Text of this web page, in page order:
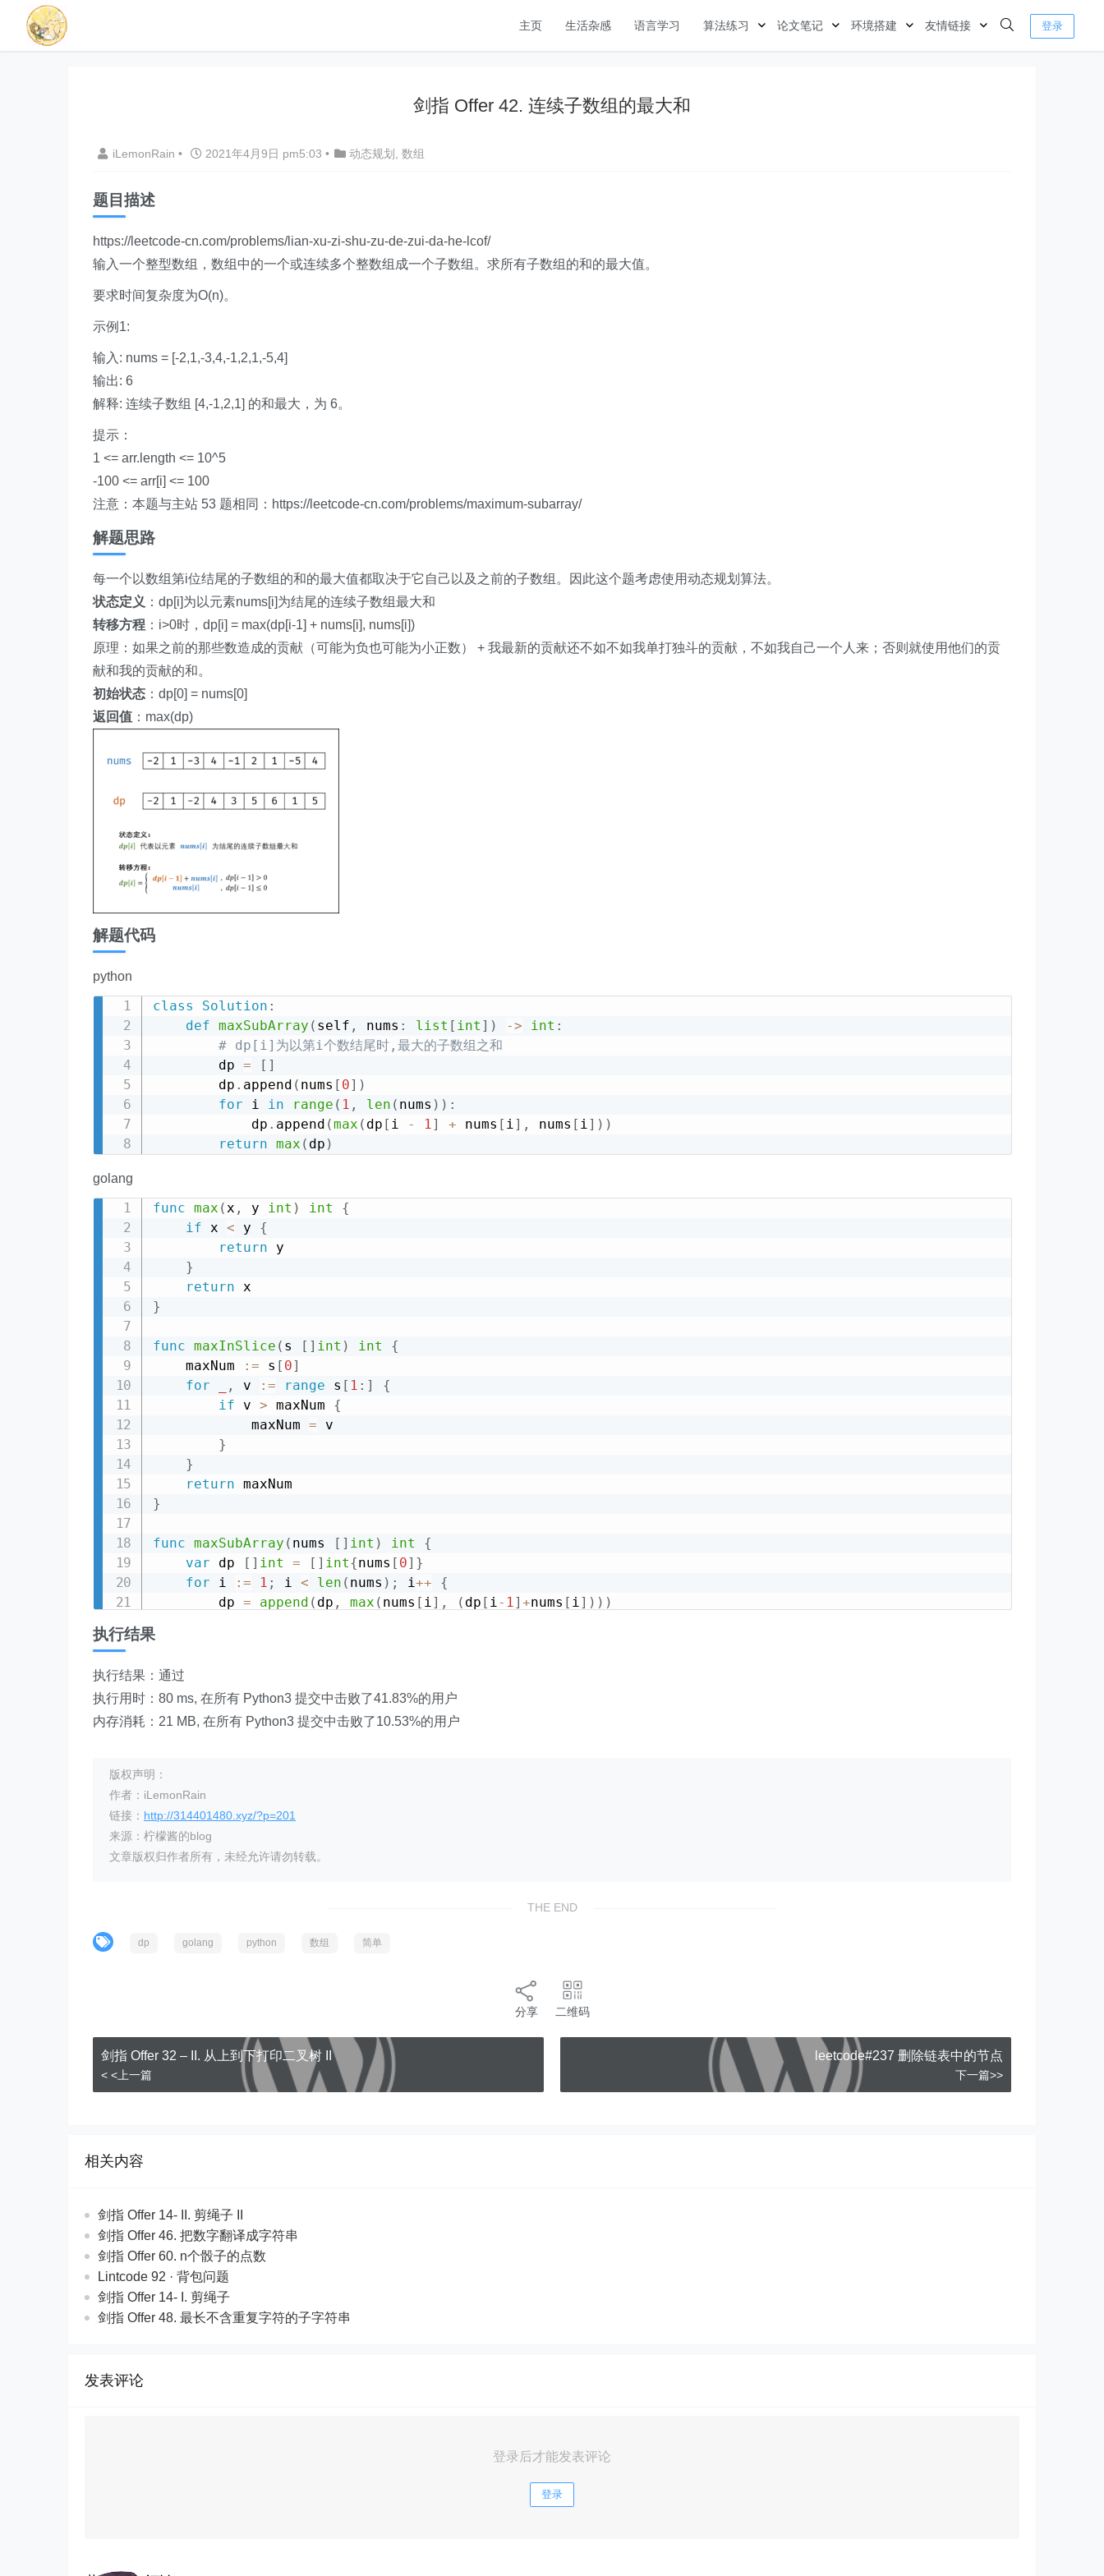
主页 生活杂感 语言学习 算法练习 论文笔记 环境搭建 友情链接 登录
剑指 Offer 42. 连续子数组的最大和
iLemonRain • 2021年4月9日 pm5:03 • 动态规划 数组
题目描述
https://leetcode-cn.com/problems/lian-xu-zi-shu-zu-de-zui-da-he-lcof/
输入一个整型数组，数组中的一个或连续多个整数组成一个子数组。求所有子数组的和的最大值。
要求时间复杂度为O(n)。
示例1:
输入: nums = [-2,1,-3,4,-1,2,1,-5,4]
输出: 6
解释: 连续子数组 [4,-1,2,1] 的和最大，为 6。
提示：
1 <= arr.length <= 10^5
-100 <= arr[i] <= 100
注意：本题与主站 53 题相同：https://leetcode-cn.com/problems/maximum-subarray/
解题思路
每一个以数组第i位结尾的子数组的和的最大值都取决于它自己以及之前的子数组。因此这个题考虑使用动态规划算法。
状态定义 ：dp[i]为以元素nums[i]为结尾的连续子数组最大和
转移方程 ：i>0时，dp[i] = max(dp[i-1] + nums[i], nums[i])
原理：如果之前的那些数造成的贡献（可能为负也可能为小正数） + 我最新的贡献还不如不如我单打独斗的贡献，不如我自己一个人来；否则就使用他们的贡
献和我的贡献的和。
初始状态 ：dp[0] = nums[0]
返回值 ：max(dp)
解题代码
python
class Solution :
def maxSubArray ( self , nums : list [ int ] ) -> int :
# dp[i]为以第i个数结尾时,最大的子数组之和
        dp
= [ ]
        dp
. append ( nums [ 0] )
for i in range ( 1 , len ( nums ) ) :
            dp
. append (max ( dp [ i - 1] + nums [ i] , nums [ i] ) )
return max ( dp )
golang
func max (x , y int ) int
{
if x < y {
return y
}
return
}
func maxInSlice ( s [ ] int ) int
{
    maxNum
:= s [ 0]
for
, v := range s [ 1 : ]
{
if v > maxNum {
            maxNum
= v
}
}
return
}
func maxSubArray ( nums [ ] int ) int
{
var dp [ ] int = [ ] int{nums [ 0] }
for i := 1 ; i < len ( nums ) ; i++
{
        dp
= append ( dp , max ( nums [ i] , ( dp [ i- 1] +nums [ i] ) ) )
执行结果
执行结果：通过
执行用时：80 ms, 在所有 Python3 提交中击败了41.83%的用户
内存消耗：21 MB, 在所有 Python3 提交中击败了10.53%的用户
版权声明：
作者：iLemonRain
链接： http://314401480.xyz/?p=201
来源：柠檬酱的blog
文章版权归作者所有，未经允许请勿转载。
THE END
dp golang python 数组 简单
分享 二维码
剑指 Offer 32 – II. 从上到下打印二叉树 II
< <上一篇
leetcode#237 删除链表中的节点
下一篇>>
相关内容
剑指 Offer 14- II. 剪绳子 II
剑指 Offer 46. 把数字翻译成字符串
剑指 Offer 60. n个骰子的点数
Lintcode 92 · 背包问题
剑指 Offer 14- I. 剪绳子
剑指 Offer 48. 最长不含重复字符的子字符串
发表评论
登录后才能发表评论
登录